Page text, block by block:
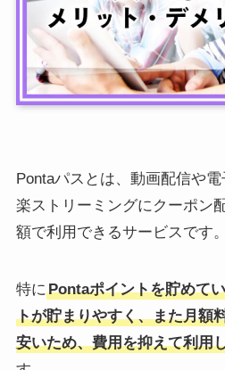
Pontaパスとは、動画配信や
楽ストリーミングにクーポン
額で利用できるサービスです。
特に Pontaポイントを貯めて
トが貯まりやすく、また月額
安いため、費用を抑えて利用